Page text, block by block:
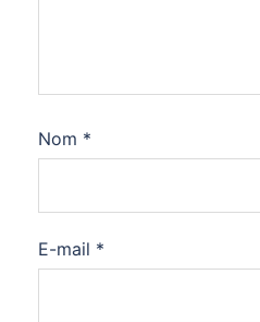
Nom *
E-mail *